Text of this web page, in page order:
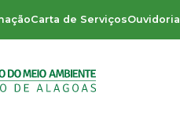
Carta de ServiçosOuvidoria